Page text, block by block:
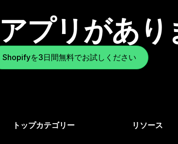
プリがあり
Shopifyを3日間無料でお試しください
トップカテゴリー リソース